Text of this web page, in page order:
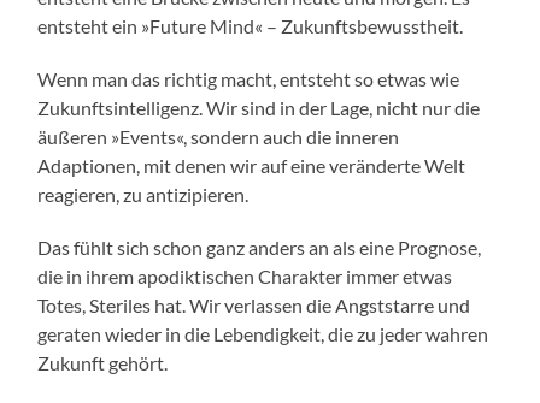
entsteht ein »Future Mind« – Zukunftsbewusstheit.
Wenn man das richtig macht, entsteht so etwas wie
Zukunftsintelligenz. Wir sind in der Lage, nicht nur die
äußeren »Events«, sondern auch die inneren
Adaptionen, mit denen wir auf eine veränderte Welt
reagieren, zu antizipieren.
Das fühlt sich schon ganz anders an als eine Prognose,
die in ihrem apodiktischen Charakter immer etwas
Totes, Steriles hat. Wir verlassen die Angststarre und
geraten wieder in die Lebendigkeit, die zu jeder wahren
Zukunft gehört.